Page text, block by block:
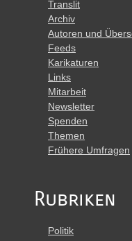
Translit
Archiv
Autoren und
Feeds
Karikaturen
Links
Mitarbeit
Newsletter
Spenden
Themen
Frühere Umfragen
Rubriken
Politik